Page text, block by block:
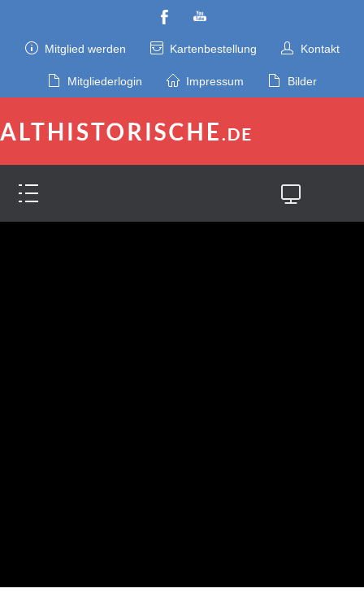
Mitglied werden Kartenbestellung Kontakt
Mitgliederlogin Impressum Bilder